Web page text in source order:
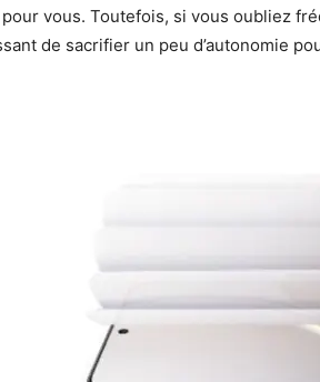
vous. Toutefois, si vous oubliez
de sacrifier un peu d’autonomie